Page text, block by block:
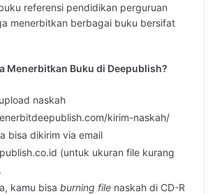
referensi pendidikan perguruan
menerbitkan berbagai buku bersifat
Menerbitkan Buku di Deepublish?
naskah
kirim-naskah/
bisa dikirim via email
(untuk ukuran file kurang
kamu bisa burning file naskah di CD-R